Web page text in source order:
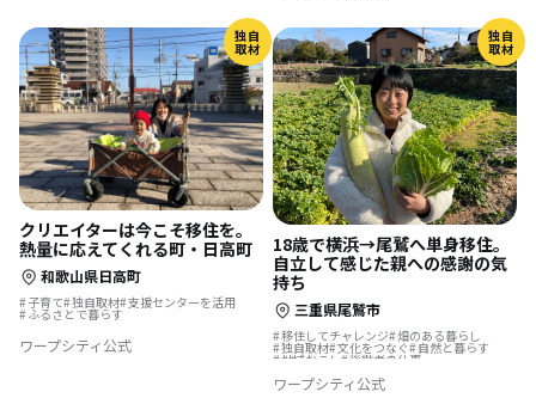
独自
取材
クリエイターは今こそ移住を。
熱量に応えてくれる町・日高町
和歌山県日高町
子育て 独自取材 支援センターを活用
ふるさとで暮らす
ワープシティ公式
独自
取材
18歳で横浜→尾鷲へ単身移住。
自立して感じた親への感謝の気
持ち
三重県尾鷲市
移住してチャレンジ 畑のある暮らし
独自取材 文化をつなぐ 自然と暮らす
地域おこし 後継者の仕事
伝統をつなぐ
ワープシティ公式